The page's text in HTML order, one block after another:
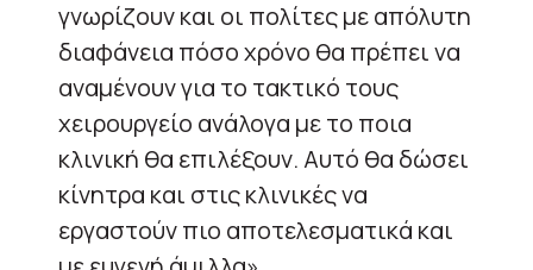
γνωρίζουν και οι πολίτες με απόλυτη
διαφάνεια πόσο χρόνο θα πρέπει να
αναμένουν για το τακτικό τους
χειρουργείο ανάλογα με το ποια
κλινική θα επιλέξουν. Αυτό θα δώσει
κίνητρα και στις κλινικές να
εργαστούν πιο αποτελεσματικά και